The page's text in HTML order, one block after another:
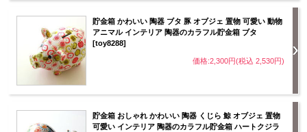
貯金箱 かわいい 陶器 ブタ 豚 オブジェ 置物 可愛い 動物
アニマル インテリア 陶器のカラフル貯金箱 ブタ
[toy8288]
価格:2,300円(税込 2,530円)
貯金箱 おしゃれ かわいい 陶器 くじら 鯨 オブジェ 置物
可愛い インテリア 陶器のカラフル貯金箱 ハートクジラ